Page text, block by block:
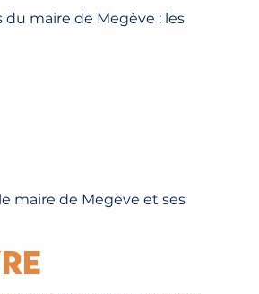
maire de Megève : les
maire de Megève et ses